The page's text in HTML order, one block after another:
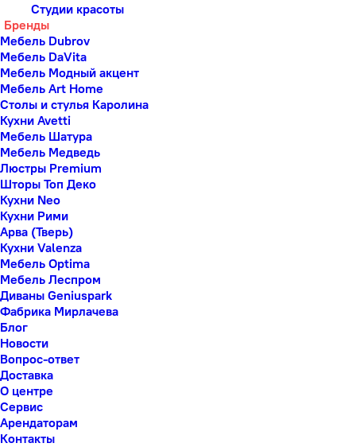
Студии красоты
Бренды
Мебель Dubrov
Мебель DaVita
Мебель Модный акцент
Мебель Art Home
Столы и стулья Каролина
Кухни Avetti
Мебель Шатура
Мебель Медведь
Люстры Premium
Шторы Топ Деко
Кухни Neo
Кухни Рими
Арва (Тверь)
Кухни Valenza
Мебель Optima
Мебель Леспром
Диваны Geniuspark
Фабрика Мирлачева
Блог
Новости
Вопрос-ответ
Доставка
О центре
Сервис
Арендаторам
Контакты